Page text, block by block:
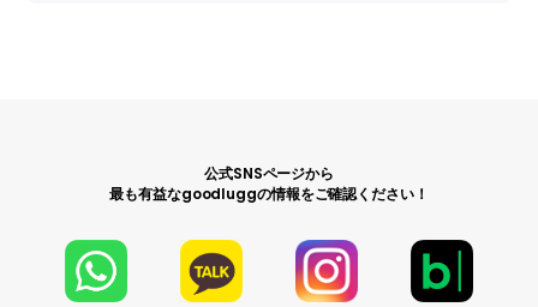
公式SNSページから
最も有益なgoodluggの情報をご確認ください！